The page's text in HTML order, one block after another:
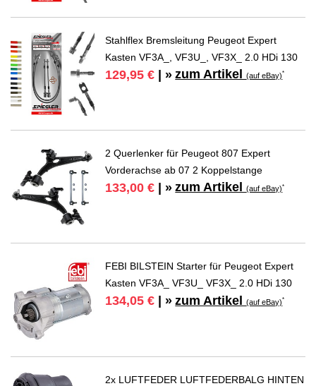
Stahlflex Bremsleitung Peugeot Expert
Kasten VF3A_, VF3U_, VF3X_ 2.0 HDi 130
129,95 € | » zum Artikel(auf eBay)*
2 Querlenker für Peugeot 807 Expert
Vorderachse ab 07 2 Koppelstange
133,00 € | » zum Artikel(auf eBay)*
FEBI BILSTEIN Starter für Peugeot Expert
Kasten VF3A_ VF3U_ VF3X_ 2.0 HDi 130
134,05 € | » zum Artikel(auf eBay)*
2x LUFTFEDER LUFTFEDERBALG HINTEN